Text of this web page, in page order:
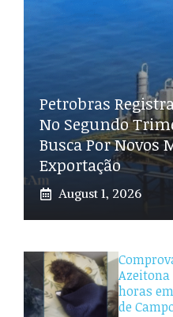
Petrobras
No Segundo
Busca Por Novos
Exportação
August 1, 2026
Azeitona
horas
de